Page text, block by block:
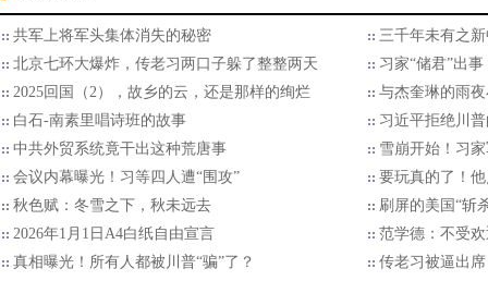
共军上将军头集体消失的秘密
三千年未有之
北京七环大爆炸，传老习两口子躲了整整两天
习家“储君”出
2025回国（2），故乡的云，还是那样的绚烂
与杰奎琳的雨
白石-南素里唱诗班的故事
习近平拒绝川普
中共外贸系统竟干出这种荒唐事
雪崩开始！习
会议内幕曝光！习等四人遭“围攻”
要玩真的了！
秋色赋：冬雪之下，秋未远去
刷屏的美国“斩
2026年1月1日A4白纸自由宣言
范学德：不受
真相曝光！所有人都被川普“骗”了？
传老习被逼出